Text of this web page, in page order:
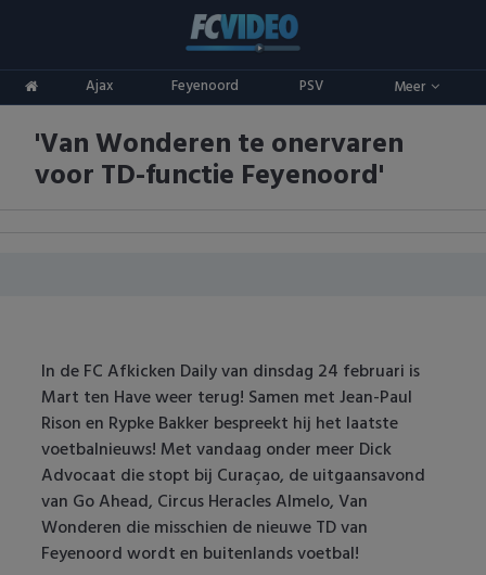
Ajax Feyenoord PSV Meer
ADO Den Haag
Ajax
FC Utrecht
Feyenoord
Heracles Almelo
NAC Breda
Competities
Eredivisie
Champions League
Europa League
Conference League
Oranje
'Van Wonderen te onervaren
voor TD-functie Feyenoord'
In de FC Afkicken Daily van dinsdag 24 februari is
Mart ten Have weer terug! Samen met Jean-Paul
Rison en Rypke Bakker bespreekt hij het laatste
voetbalnieuws! Met vandaag onder meer Dick
Advocaat die stopt bij Curaçao, de uitgaansavond
van Go Ahead, Circus Heracles Almelo, Van
Wonderen die misschien de nieuwe TD van
Feyenoord wordt en buitenlands voetbal!